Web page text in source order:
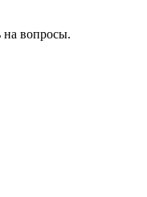
на вопросы.